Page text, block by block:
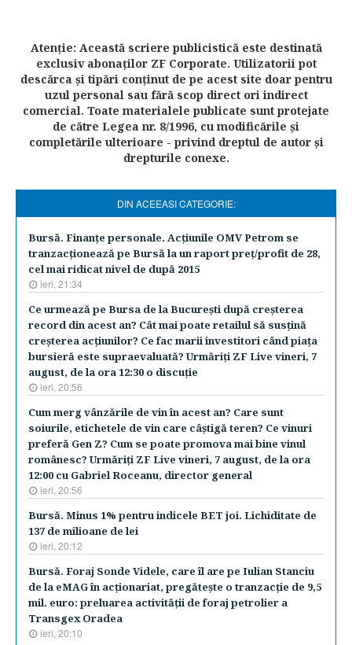
Atenţie: Această scriere publicistică este destinată
exclusiv abonaţilor ZF Corporate. Utilizatorii pot
descărca şi tipări conţinut de pe acest site doar pentru
uzul personal sau fără scop direct ori indirect
comercial. Toate materialele publicate sunt protejate
de către Legea nr. 8/1996, cu modificările şi
completările ulterioare - privind dreptul de autor şi
drepturile conexe.
DIN ACEEASI CATEGORIE:
Bursă. Finanţe personale. Acţiunile OMV Petrom se
tranzacţionează pe Bursă la un raport preţ/profit de 28,
cel mai ridicat nivel de după 2015
ieri, 21:34
Ce urmează pe Bursa de la Bucureşti după creşterea
record din acest an? Cât mai poate retailul să susţină
creşterea acţiunilor? Ce fac marii investitori când piaţa
bursieră este supraevaluată? Urmăriţi ZF Live vineri, 7
august, de la ora 12:30 o discuţie
ieri, 20:56
Cum merg vânzările de vin în acest an? Care sunt
soiurile, etichetele de vin care câştigă teren? Ce vinuri
preferă Gen Z? Cum se poate promova mai bine vinul
românesc? Urmăriţi ZF Live vineri, 7 august, de la ora
12:00 cu Gabriel Roceanu, director general
ieri, 20:56
Bursă. Minus 1% pentru indicele BET joi. Lichiditate de
137 de milioane de lei
ieri, 20:12
Bursă. Foraj Sonde Videle, care îl are pe Iulian Stanciu
de la eMAG în acţionariat, pregăteşte o tranzacţie de 9,5
mil. euro: preluarea activităţii de foraj petrolier a
Transgex Oradea
ieri, 20:10